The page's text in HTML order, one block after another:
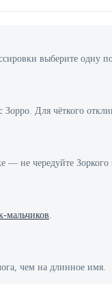
выберите одну
Для чёткого
не чередуйте
мальчиков
чем на длинное имя.